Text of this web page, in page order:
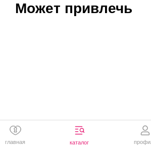
Может привлечь
главная каталог